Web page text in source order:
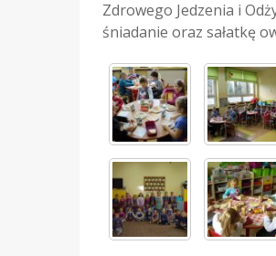
Zdrowego Jedzenia i
śniadanie oraz sałatkę